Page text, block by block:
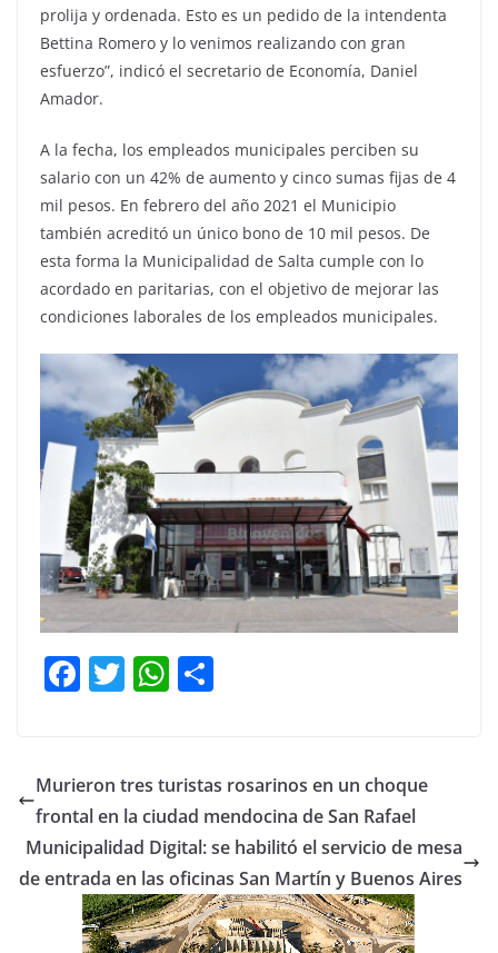
prolija y ordenada. Esto es un pedido de la intendenta
Bettina Romero y lo venimos realizando con gran
esfuerzo”, indicó el secretario de Economía, Daniel
Amador.
A la fecha, los empleados municipales perciben su
salario con un 42% de aumento y cinco sumas fijas de 4
mil pesos. En febrero del año 2021 el Municipio
también acreditó un único bono de 10 mil pesos. De
esta forma la Municipalidad de Salta cumple con lo
acordado en paritarias, con el objetivo de mejorar las
condiciones laborales de los empleados municipales.
F
e
b
o
o
k
T
er
W
s
A
p
p
p
ar
tir
Murieron tres turistas rosarinos en un choque
frontal en la ciudad mendocina de San Rafael
Municipalidad Digital: se habilitó el servicio de mesa
de entrada en las oficinas San Martín y Buenos Aires